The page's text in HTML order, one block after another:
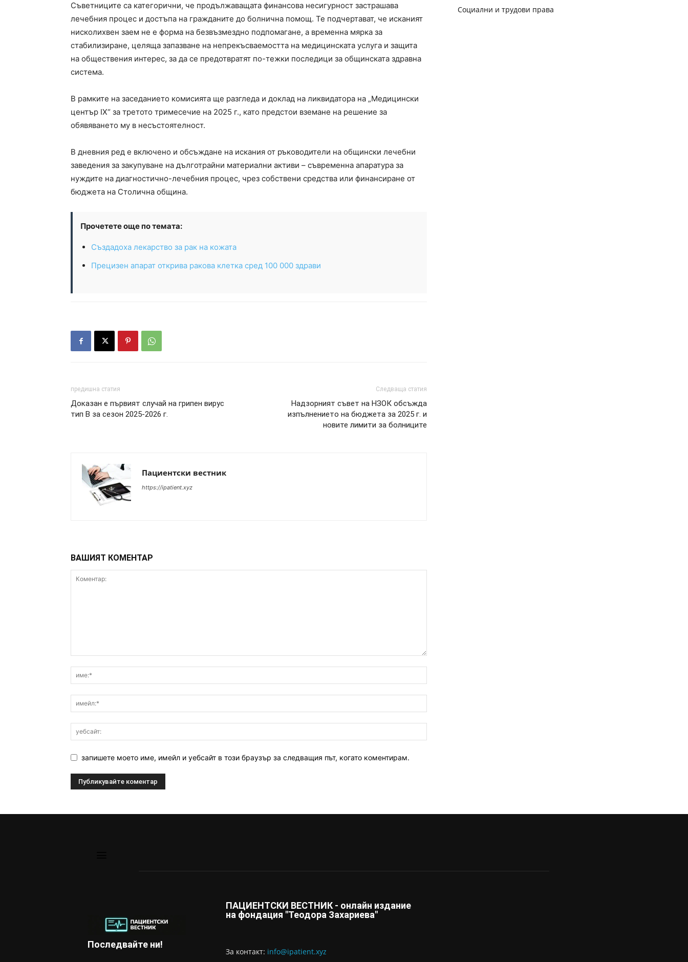
Съветниците са категорични, че продължаващата финансова несигурност застрашава
лечебния процес и достъпа на гражданите до болнична помощ. Те подчертават, че исканият
нисколихвен заем не е форма на безвъзмездно подпомагане, а временна мярка за
стабилизиране, целяща запазване на непрекъсваемостта на медицинската услуга и защита
на обществения интерес, за да се предотвратят по-тежки последици за общинската здравна
система.
В рамките на заседанието комисията ще разгледа и доклад на ликвидатора на „Медицински
център IX“ за третото тримесечие на 2025 г., като предстои вземане на решение за
обявяването му в несъстоятелност.
В дневния ред е включено и обсъждане на искания от ръководители на общински лечебни
заведения за закупуване на дълготрайни материални активи – съвременна апаратура за
нуждите на диагностично-лечебния процес, чрез собствени средства или финансиране от
бюджета на Столична община.
Прочетете още по темата:
Създадоха лекарство за рак на кожата
Прецизен апарат открива ракова клетка сред 100 000 здрави
предишна статия
Доказан е първият случай на грипен вирус
тип B за сезон 2025-2026 г.
Следваща статия
Надзорният съвет на НЗОК обсъжда
изпълнението на бюджета за 2025 г. и
новите лимити за болниците
Пациентски вестник
https://ipatient.xyz
ВАШИЯТ КОМЕНТАР
запишете моето име, имейл и уебсайт в този браузър за следващия път, когато коментирам.
Социални и трудови права
Последвайте ни!
ПАЦИЕНТСКИ ВЕСТНИК - онлайн издание
на фондация "Теодора Захариева"
За контaкт: info@ipatient.xyz